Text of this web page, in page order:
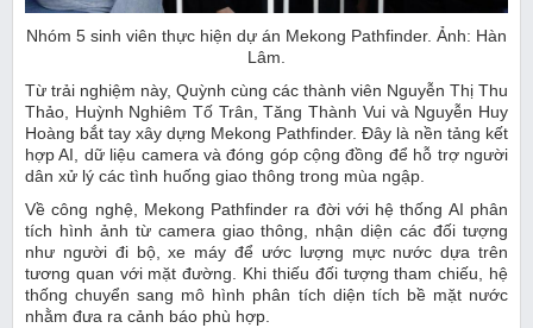
Nhóm 5 sinh viên thực hiện dự án Mekong Pathfinder. Ảnh: Hàn
Lâm.
Từ trải nghiệm này, Quỳnh cùng các thành viên Nguyễn Thị Thu
Thảo, Huỳnh Nghiêm Tố Trân, Tăng Thành Vui và Nguyễn Huy
Hoàng bắt tay xây dựng Mekong Pathfinder. Đây là nền tảng kết
hợp AI, dữ liệu camera và đóng góp cộng đồng để hỗ trợ người
dân xử lý các tình huống giao thông trong mùa ngập.
Về công nghệ, Mekong Pathfinder ra đời với hệ thống AI phân
tích hình ảnh từ camera giao thông, nhận diện các đối tượng
như người đi bộ, xe máy để ước lượng mực nước dựa trên
tương quan với mặt đường. Khi thiếu đối tượng tham chiếu, hệ
thống chuyển sang mô hình phân tích diện tích bề mặt nước
nhằm đưa ra cảnh báo phù hợp.